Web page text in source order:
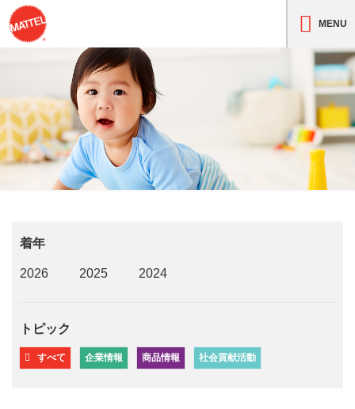
MENU
着年
2026 2025 2024
トピック
すべて 企業情報 商品情報 社会貢献活動